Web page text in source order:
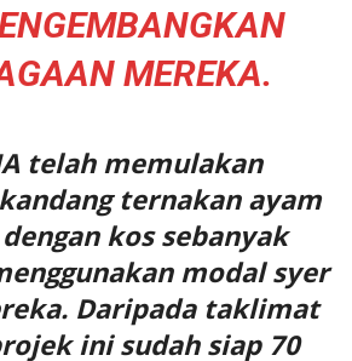
MEREKA.
telah memulakan
ternakan ayam
kos sebanyak
modal syer
Daripada taklimat
ini sudah siap 70